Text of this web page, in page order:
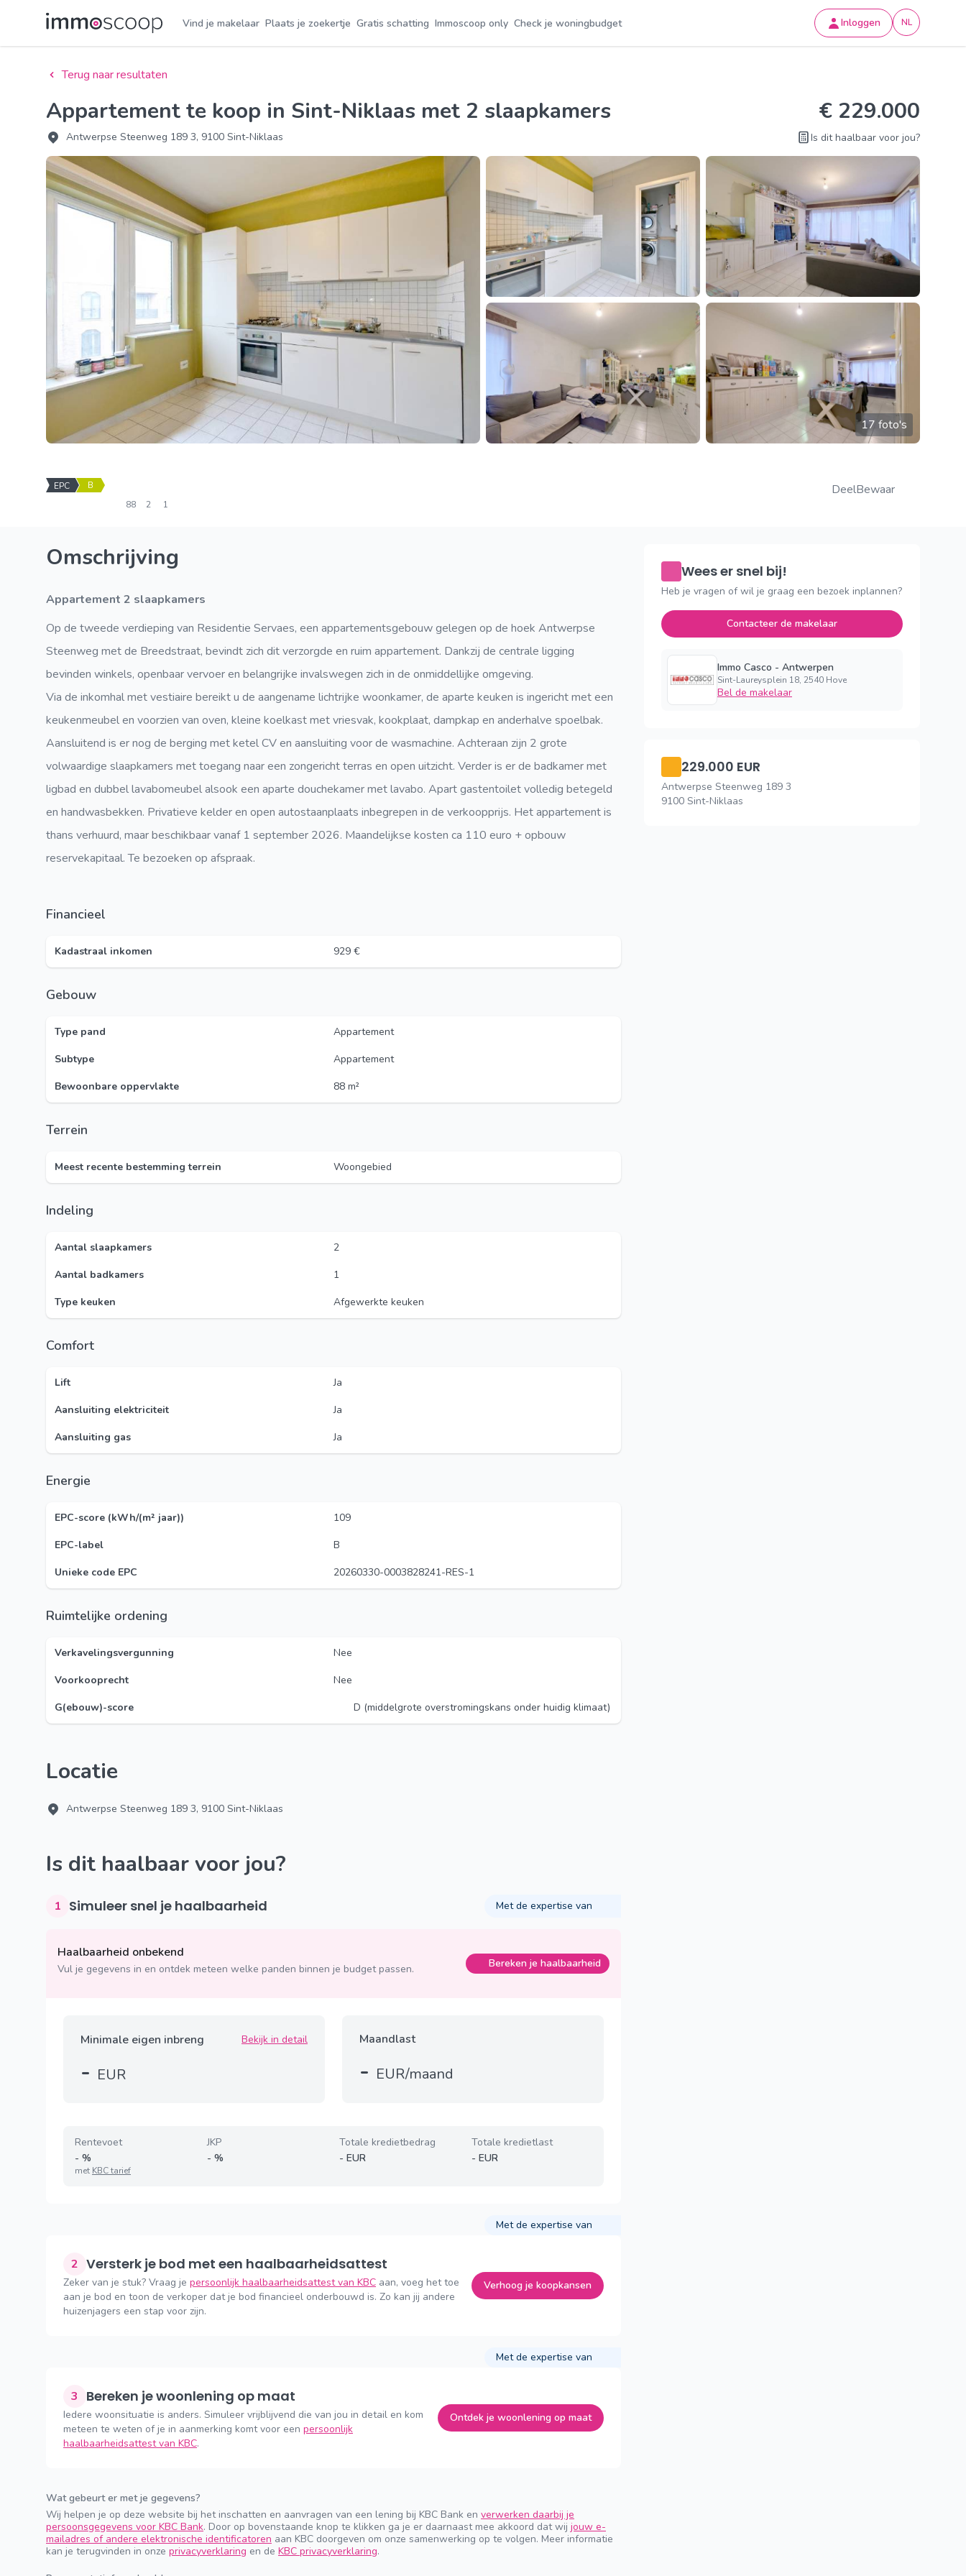
Vind je makelaar Plaats je zoekertje Gratis schatting Immoscoop only Check je woningbudget Inloggen NL
Terug naar resultaten
Appartement te koop in Sint-Niklaas met 2 slaapkamers
Antwerpse Steenweg 189 3, 9100 Sint-Niklaas
€ 229.000
Is dit haalbaar voor jou?
17 foto's
EPC B
88 2 1
DeelBewaar
Omschrijving
Appartement 2 slaapkamers
Op de tweede verdieping van Residentie Servaes, een appartementsgebouw gelegen op de hoek Antwerpse
Steenweg met de Breedstraat, bevindt zich dit verzorgde en ruim appartement. Dankzij de centrale ligging
bevinden winkels, openbaar vervoer en belangrijke invalswegen zich in de onmiddellijke omgeving.
Via de inkomhal met vestiaire bereikt u de aangename lichtrijke woonkamer, de aparte keuken is ingericht met een
keukenmeubel en voorzien van oven, kleine koelkast met vriesvak, kookplaat, dampkap en anderhalve spoelbak.
Aansluitend is er nog de berging met ketel CV en aansluiting voor de wasmachine. Achteraan zijn 2 grote
volwaardige slaapkamers met toegang naar een zongericht terras en open uitzicht. Verder is er de badkamer met
ligbad en dubbel lavabomeubel alsook een aparte douchekamer met lavabo. Apart gastentoilet volledig betegeld
en handwasbekken. Privatieve kelder en open autostaanplaats inbegrepen in de verkoopprijs. Het appartement is
thans verhuurd, maar beschikbaar vanaf 1 september 2026. Maandelijkse kosten ca 110 euro + opbouw
reservekapitaal. Te bezoeken op afspraak.
Financieel
Kadastraal inkomen 929 €
Gebouw
Type pand
Appartement
Subtype
Appartement
Bewoonbare oppervlakte
88 m²
Terrein
Meest recente bestemming terrein Woongebied
Indeling
Aantal slaapkamers
2
Aantal badkamers
1
Type keuken
Afgewerkte keuken
Comfort
Lift
Ja
Aansluiting elektriciteit
Ja
Aansluiting gas
Ja
Energie
EPC-score (kWh/(m² jaar))
109
EPC-label
B
Unieke code EPC
20260330-0003828241-RES-1
Ruimtelijke ordening
Verkavelingsvergunning
Nee
Voorkooprecht
Nee
G(ebouw)-score
D (middelgrote overstromingskans onder huidig klimaat)
Locatie
Antwerpse Steenweg 189 3, 9100 Sint-Niklaas
Is dit haalbaar voor jou?
1 Simuleer snel je haalbaarheid Met de expertise van
Haalbaarheid onbekend
Vul je gegevens in en ontdek meteen welke panden binnen je budget passen. Bereken je haalbaarheid
Minimale eigen inbreng Bekijk in detail
- EUR
Maandlast
- EUR/maand
Rentevoet
- %
met KBC tarief
JKP
- %
Totale kredietbedrag
- EUR
Totale kredietlast
- EUR
Met de expertise van
2 Versterk je bod met een haalbaarheidsattest
Zeker van je stuk? Vraag je persoonlijk haalbaarheidsattest van KBC aan, voeg het toe
aan je bod en toon de verkoper dat je bod financieel onderbouwd is. Zo kan jij andere
huizenjagers een stap voor zijn.
Verhoog je koopkansen
Met de expertise van
3 Bereken je woonlening op maat
Iedere woonsituatie is anders. Simuleer vrijblijvend die van jou in detail en kom
meteen te weten of je in aanmerking komt voor een persoonlijk
haalbaarheidsattest van KBC.
Ontdek je woonlening op maat
Wat gebeurt er met je gegevens?
Wij helpen je op deze website bij het inschatten en aanvragen van een lening bij KBC Bank en verwerken daarbij je
persoonsgegevens voor KBC Bank. Door op bovenstaande knop te klikken ga je er daarnaast mee akkoord dat wij jouw e-
mailadres of andere elektronische identificatoren aan KBC doorgeven om onze samenwerking op te volgen. Meer informatie
kan je terugvinden in onze privacyverklaring en de KBC privacyverklaring.
Wees er snel bij!
Heb je vragen of wil je graag een bezoek inplannen?
Contacteer de makelaar
Immo Casco - Antwerpen
Sint-Laureysplein 18, 2540 Hove
Bel de makelaar
229.000 EUR
Antwerpse Steenweg 189 3
9100 Sint-Niklaas